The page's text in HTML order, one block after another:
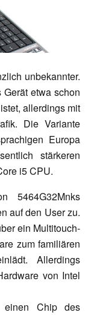
unbekannter.
etwa schon
allerdings mit
Die Variante
Europa
stärkeren
i5 CPU.
5464G32Mnks
auf den User zu.
ein Multitouch-
zum familiären
Allerdings
von Intel
Chip des